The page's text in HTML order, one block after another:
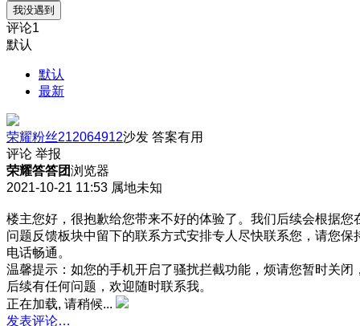
我没遇到
评论1
默认
默认
最新
荣耀粉丝212064912沙发 答案有用
评论 举报
荣耀答答团浏览器
2021-10-21 11:53 属地未知
楼主您好，很抱歉给您带来不好的体验了。我们后续会根据您
问题反馈板块中留下的联系方式安排专人尽快联系您，请您保
电话畅通。
温馨提示：如您的手机开启了骚扰拦截功能，烦请您暂时关闭
后续有任何问题，欢迎随时联系我。
正在加载, 请稍候...
发表评论…